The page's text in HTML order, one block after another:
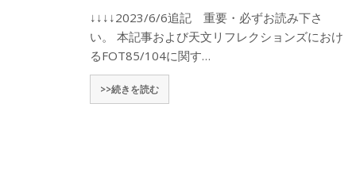
↓↓↓↓2023/6/6追記 重要・必ずお読み下さ
い。 本記事および天文リフレクションズにおけ
るFOT85/104に関す…
>>続きを読む